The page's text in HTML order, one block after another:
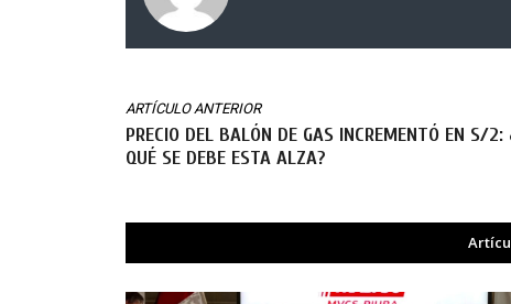
ARTÍCULO ANTERIOR
PRECIO DEL BALÓN DE GAS INCREMENTÓ EN S/2:
QUÉ SE DEBE ESTA ALZA?